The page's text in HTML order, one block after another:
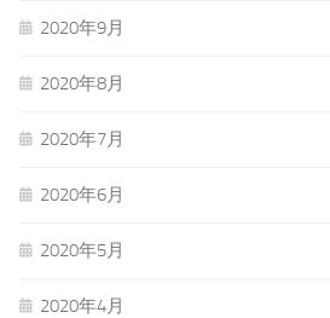
2020年9月
2020年8月
2020年7月
2020年6月
2020年5月
2020年4月